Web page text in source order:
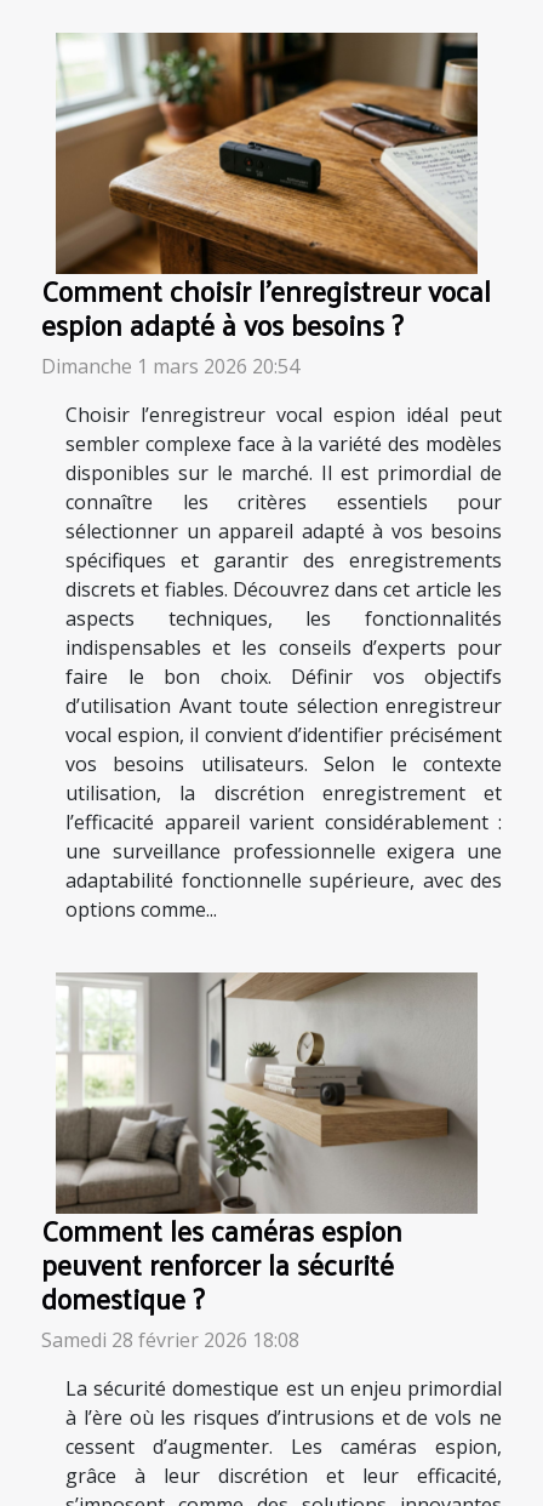
Comment choisir l'enregistreur vocal
espion adapté à vos besoins ?
Dimanche 1 mars 2026 20:54
Choisir l’enregistreur vocal espion idéal peut
sembler complexe face à la variété des modèles
disponibles sur le marché. Il est primordial de
connaître les critères essentiels pour
sélectionner un appareil adapté à vos besoins
spécifiques et garantir des enregistrements
discrets et fiables. Découvrez dans cet article les
aspects techniques, les fonctionnalités
indispensables et les conseils d’experts pour
faire le bon choix. Définir vos objectifs
d’utilisation Avant toute sélection enregistreur
vocal espion, il convient d’identifier précisément
vos besoins utilisateurs. Selon le contexte
utilisation, la discrétion enregistrement et
l’efficacité appareil varient considérablement :
une surveillance professionnelle exigera une
adaptabilité fonctionnelle supérieure, avec des
options comme...
Comment les caméras espion
peuvent renforcer la sécurité
domestique ?
Samedi 28 février 2026 18:08
La sécurité domestique est un enjeu primordial
à l’ère où les risques d’intrusions et de vols ne
cessent d’augmenter. Les caméras espion,
grâce à leur discrétion et leur efficacité,